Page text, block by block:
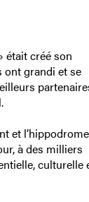
était créé son
ont grandi et se
et l’hippodrome
à des milliers
culturelle